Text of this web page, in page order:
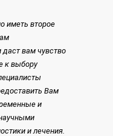
иметь второе
вам чувство
к выбору
Вам
и
и лечения.